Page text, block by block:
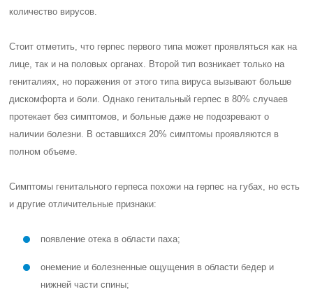
количество вирусов.
Стоит отметить, что герпес первого типа может проявляться как на
лице, так и на половых органах. Второй тип возникает только на
гениталиях, но поражения от этого типа вируса вызывают больше
дискомфорта и боли. Однако генитальный герпес в 80% случаев
протекает без симптомов, и больные даже не подозревают о
наличии болезни. В оставшихся 20% симптомы проявляются в
полном объеме.
Симптомы генитального герпеса похожи на герпес на губах, но есть
и другие отличительные признаки:
появление отека в области паха;
онемение и болезненные ощущения в области бедер и
нижней части спины;